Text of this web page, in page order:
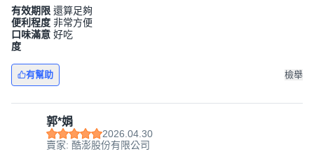
有效期限 還算足夠
便利程度 非常方便
口味滿意
度
好吃
有幫助 檢舉
郭*娟
2026.04.30
賣家: 酷澎股份有限公司